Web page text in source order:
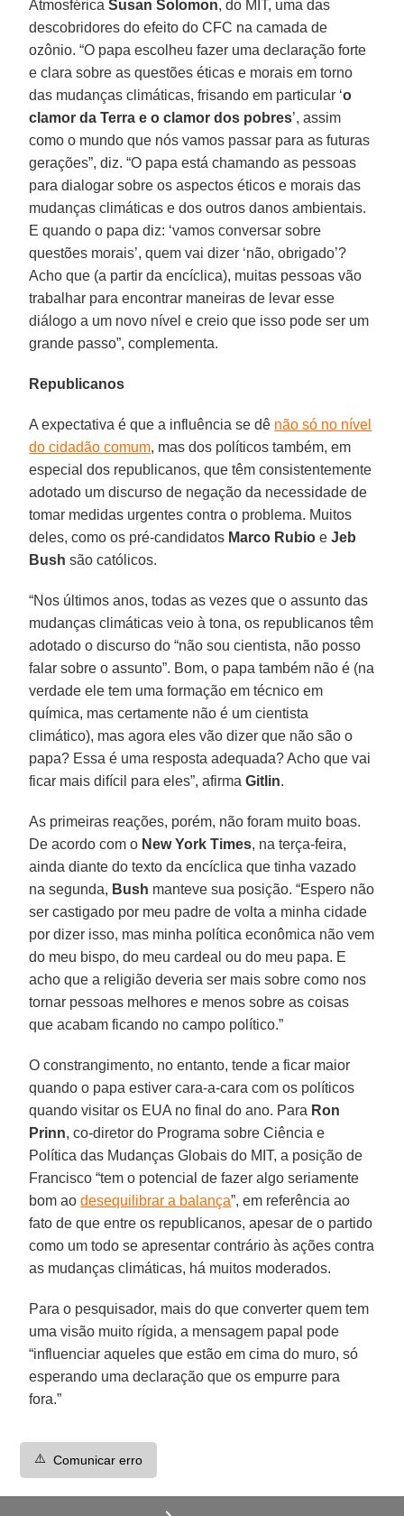
AtmosféricaSusan Solomon, do MIT, uma das
descobridores do efeito do CFC na camada de
ozônio. “O papa escolheu fazer uma declaração forte
e clara sobre as questões éticas e morais em torno
das mudanças climáticas, frisando em particular ‘o
clamor da Terra e o clamor dos pobres’, assim
como o mundo que nós vamos passar para as futuras
gerações”, diz. “O papa está chamando as pessoas
para dialogar sobre os aspectos éticos e morais das
mudanças climáticas e dos outros danos ambientais.
E quando o papa diz: ‘vamos conversar sobre
questões morais’, quem vai dizer ‘não, obrigado’?
Acho que (a partir da encíclica), muitas pessoas vão
trabalhar para encontrar maneiras de levar esse
diálogo a um novo nível e creio que isso pode ser um
grande passo”, complementa.
Republicanos
A expectativa é que a influência se dê não só no nível
do cidadão comum, mas dos políticos também, em
especial dos republicanos, que têm consistentemente
adotado um discurso de negação da necessidade de
tomar medidas urgentes contra o problema. Muitos
deles, como os pré-candidatos Marco Rubio eJeb
Bush são católicos.
“Nos últimos anos, todas as vezes que o assunto das
mudanças climáticas veio à tona, os republicanos têm
adotado o discurso do “não sou cientista, não posso
falar sobre o assunto”. Bom, o papa também não é (na
verdade ele tem uma formação em técnico em
química, mas certamente não é um cientista
climático), mas agora eles vão dizer que não são o
papa? Essa é uma resposta adequada? Acho que vai
ficar mais difícil para eles”, afirmaGitlin.
As primeiras reações, porém, não foram muito boas.
De acordo com o New York Times, na terça-feira,
ainda diante do texto da encíclica que tinha vazado
na segunda, Bush manteve sua posição. “Espero não
ser castigado por meu padre de volta a minha cidade
por dizer isso, mas minha política econômica não vem
do meu bispo, do meu cardeal ou do meu papa. E
acho que a religião deveria ser mais sobre como nos
tornar pessoas melhores e menos sobre as coisas
que acabam ficando no campo político.”
O constrangimento, no entanto, tende a ficar maior
quando o papa estiver cara-a-cara com os políticos
quando visitar os EUA no final do ano. Para Ron
Prinn, co-diretor do Programa sobre Ciência e
Política das Mudanças Globais do MIT, a posição de
Francisco “tem o potencial de fazer algo seriamente
bom aodesequilibrar a balança”, em referência ao
fato de que entre os republicanos, apesar de o partido
como um todo se apresentar contrário às ações contra
as mudanças climáticas, há muitos moderados.
Para o pesquisador, mais do que converter quem tem
uma visão muito rígida, a mensagem papal pode
“influenciar aqueles que estão em cima do muro, só
esperando uma declaração que os empurre para
fora.”
⚠️ Comunicar erro